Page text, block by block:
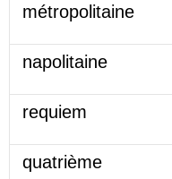
métropolitaine
napolitaine
requiem
quatrième